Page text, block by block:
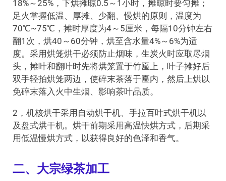
18%～25%，下烘摊晾0.5～1小时，摊晾时要匀摊；
足火掌握低温、厚摊、少翻、慢烘的原则，温度为
70℃~75℃，摊时厚度为4～5厘米，每隔10分钟左右
翻1次，烘40～60分钟，烘至含水量4%～6%为适
度。采用烘笼烘干必须防止烟味，生炭火时应取尽烟
头，摊叶和翻叶时先将烘笼置于竹匾上，叶子摊好后
双手轻拍烘笼两边，使碎末茶落于匾内，然后上烘以
免碎末落入火中生烟、影响茶叶品质。
2，机核烘干采用自动烘干机、手拉百叶式烘干机以
及盘式烘干机。烘干前期采用高温快烘方式，后期采
用低温慢烘方式，以获得良好的色泽和香气。
二、大宗绿茶加工